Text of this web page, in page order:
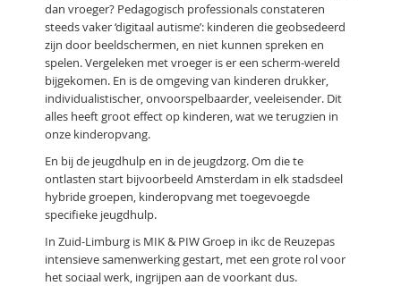
dan vroeger? Pedagogisch professionals constateren
steeds vaker ‘digitaal autisme’: kinderen die geobsedeerd
zijn door beeldschermen, en niet kunnen spreken en
spelen. Vergeleken met vroeger is er een scherm-wereld
bijgekomen. En is de omgeving van kinderen drukker,
individualistischer, onvoorspelbaarder, veeleisender. Dit
alles heeft groot effect op kinderen, wat we terugzien in
onze kinderopvang.
En bij de jeugdhulp en in de jeugdzorg. Om die te
ontlasten start bijvoorbeeld Amsterdam in elk stadsdeel
hybride groepen, kinderopvang met toegevoegde
specifieke jeugdhulp.
In Zuid-Limburg is MIK & PIW Groep in ikc de Reuzepas
intensieve samenwerking gestart, met een grote rol voor
het sociaal werk, ingrijpen aan de voorkant dus.